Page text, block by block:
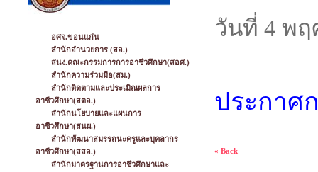
อศจ.ขอนแก่น
สำนักอำนวยการ (สอ.)
สนง.คณะกรรมการการอาชีวศึกษา(สอศ.)
สำนักความร่วมมือ(สม.)
สำนักติดตามและประเมิณผลการ
อาชีวศึกษา(สตอ.)
สำนักนโยบายและแผนการ
อาชีวศึกษา(สนผ.)
สำนักพัฒนาสมรรถนะครูและบุคลากร
อาชีวศึกษา(สสอ.)
สำนักมาตรฐานการอาชีวศึกษาและ
วันที่ 4 พฤ
ประกาศ
« Back